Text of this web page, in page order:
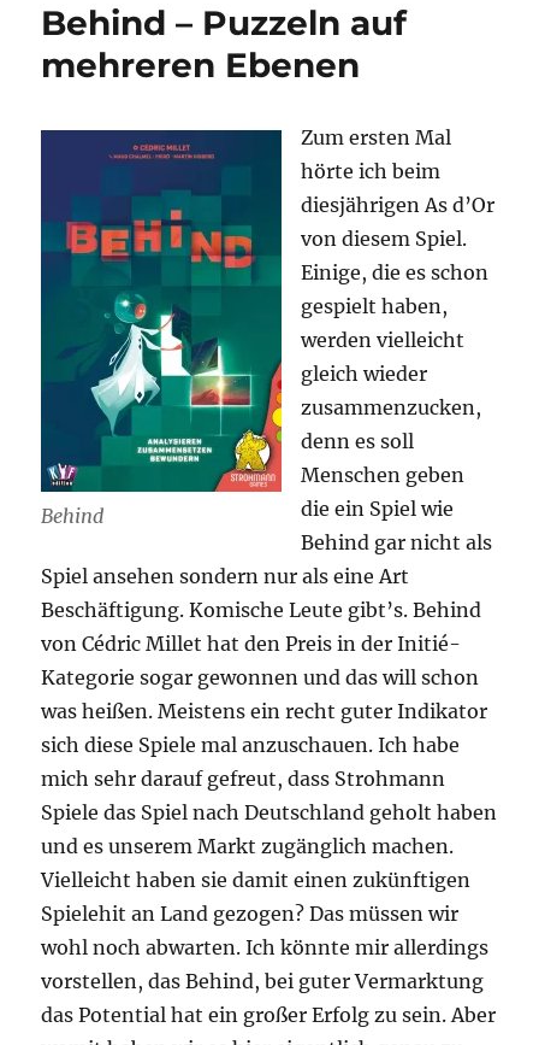
2025
Behind – Puzzeln auf
mehreren Ebenen
Behind
Zum ersten Mal
hörte ich beim
diesjährigen As d’Or
von diesem Spiel.
Einige, die es schon
gespielt haben,
werden vielleicht
gleich wieder
zusammenzucken,
denn es soll
Menschen geben
die ein Spiel wie
Behind gar nicht als
Spiel ansehen sondern nur als eine Art
Beschäftigung. Komische Leute gibt’s. Behind
von Cédric Millet hat den Preis in der Initié-
Kategorie sogar gewonnen und das will schon
was heißen. Meistens ein recht guter Indikator
sich diese Spiele mal anzuschauen. Ich habe
mich sehr darauf gefreut, dass Strohmann
Spiele das Spiel nach Deutschland geholt haben
und es unserem Markt zugänglich machen.
Vielleicht haben sie damit einen zukünftigen
Spielehit an Land gezogen? Das müssen wir
wohl noch abwarten. Ich könnte mir allerdings
vorstellen, das Behind, bei guter Vermarktung
das Potential hat ein großer Erfolg zu sein. Aber